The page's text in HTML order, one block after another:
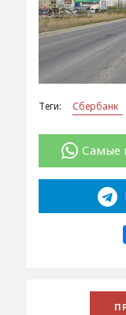
Теги: Сбербанк
Самые